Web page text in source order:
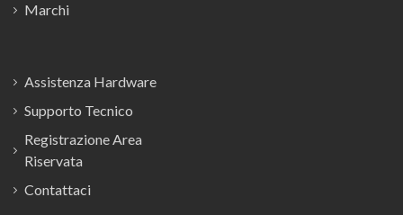
Marchi
Assistenza Hardware
Supporto Tecnico
Registrazione Area
Riservata
Contattaci